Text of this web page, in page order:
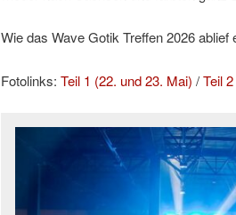
Wie das Wave Gotik Treffen 2026
Fotolinks: Teil 1 (22. und 23. Mai) /Teil